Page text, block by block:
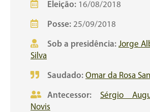
Eleição: 16/08/2018
Posse: 25/09/2018
Sob a presidência: Jorge
Silva
Saudado: Omar da Rosa
Antecessor:
Sérgio
Novis